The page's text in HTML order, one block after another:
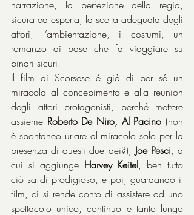
narrazione, la perfezione della regia,
sicura ed esperta, la scelta adeguata degli
attori, l’ambientazione, i costumi, un
romanzo di base che fa viaggiare su
binari sicuri.
Il film di Scorsese è già di per sé un
miracolo al concepimento e alla reunion
degli attori protagonisti, perché mettere
assieme Roberto De Niro, Al Pacino (non
è spontaneo urlare al miracolo solo per la
presenza di questi due dei?), Joe Pesci, a
cui si aggiunge Harvey Keitel, beh tutto
ciò sa di prodigioso, e poi, guardando il
film, ci si rende conto di assistere ad uno
spettacolo unico, continuo e tanto lungo